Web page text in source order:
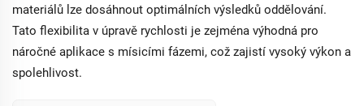
materiálů lze dosáhnout optimálních výsledků oddělování.
Tato flexibilita v úpravě rychlosti je zejména výhodná pro
náročné aplikace s mísicími fázemi, což zajistí vysoký výkon a
spolehlivost.